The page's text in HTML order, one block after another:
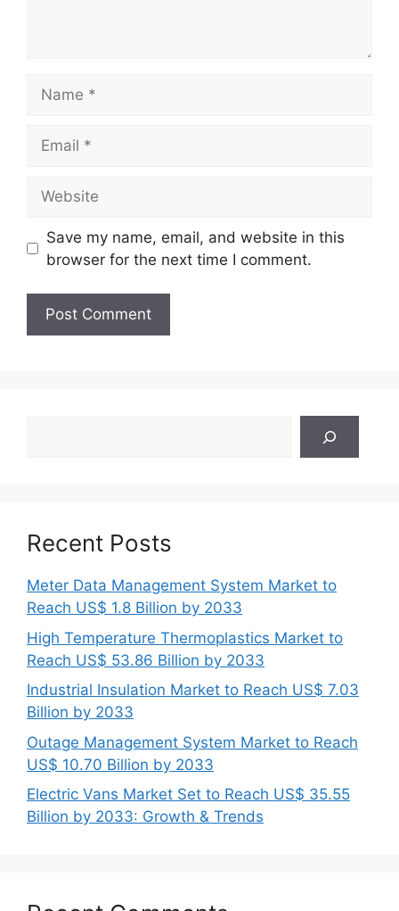
Save my name, email, and website in this
browser for the next time I comment.
Recent Posts
Meter Data Management System Market to
Reach US$ 1.8 Billion by 2033
High Temperature Thermoplastics Market to
Reach US$ 53.86 Billion by 2033
Industrial Insulation Market to Reach US$ 7.03
Billion by 2033
Outage Management System Market to Reach
US$ 10.70 Billion by 2033
Electric Vans Market Set to Reach US$ 35.55
Billion by 2033: Growth & Trends